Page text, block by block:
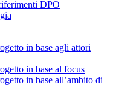
DPO
in base agli attori
in base al focus
in base all’ambito di